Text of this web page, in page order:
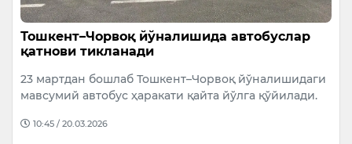
Тошкент–Чорвоқ йўналишида автобуслар
қатнови тикланади
23 мартдан бошлаб Тошкент–Чорвоқ йўналишидаги
мавсумий автобус ҳаракати қайта йўлга қўйилади.
10:45 / 20.03.2026